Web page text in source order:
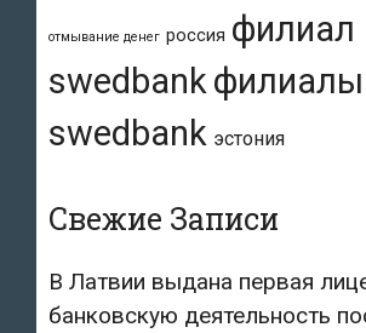
отмывание денег россия филиал
swedbankфилиалы
swedbank эстония
Свежие Записи
В Латвии выдана первая
банковскую деятельность